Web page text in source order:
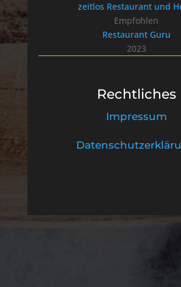
zeitlos Restaurant und
Empfohlen
Restaurant Guru
2023
Rechtliches
Impressum